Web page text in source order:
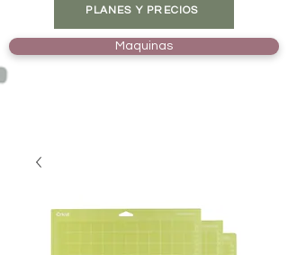
PLANES Y PRECIOS
Maquinas